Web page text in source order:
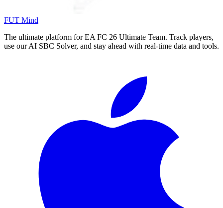
FUT Mind
The ultimate platform for EA FC 26 Ultimate Team. Track players,
use our AI SBC Solver, and stay ahead with real-time data and tools.